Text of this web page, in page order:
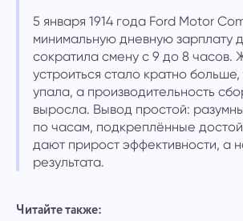
5 января 1914 года Ford Motor
минимальную дневную зарплату
сократила смену с 9 до 8
устроиться стало кратно больше,
упала, а производительность
выросла. Вывод простой:
по часам, подкреплённые
дают прирост эффективности, а
результата.
Читайте также: